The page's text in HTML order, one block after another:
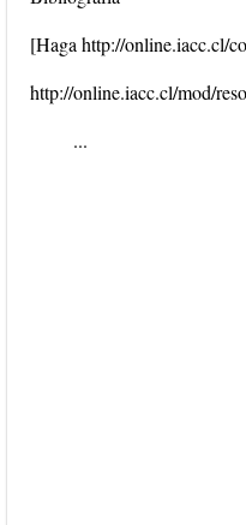
[Haga http://online.iacc.cl/
http://online.iacc.cl/mod/
...